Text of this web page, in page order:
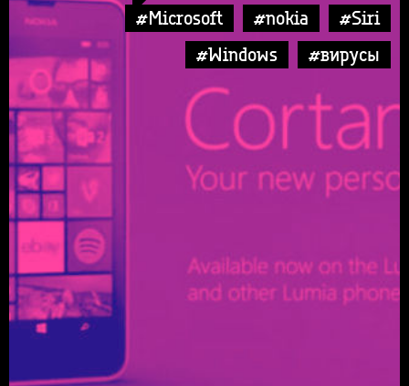
#Microsoft
#nokia
#Siri
#Windows
#вирусы